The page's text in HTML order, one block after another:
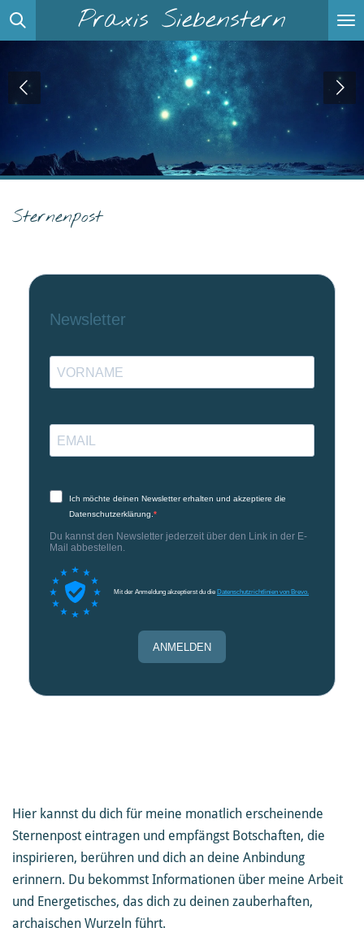
Zum
Hauptinhalt
Praxis Siebenstern
Sternenpost
Hier kannst du dich für meine monatlich erscheinende
Sternenpost eintragen und empfängst Botschaften, die
inspirieren, berühren und dich an deine Anbindung
erinnern. Du bekommst Informationen über meine Arbeit
und Energetisches, das dich zu deinen zauberhaften,
archaischen Wurzeln führt.